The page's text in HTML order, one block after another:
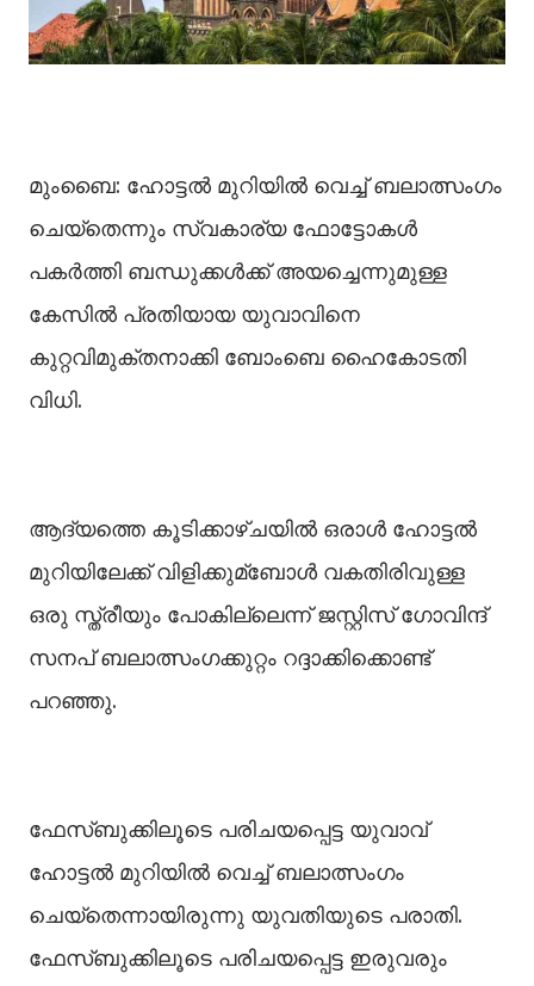
മുംബൈ: ഹോട്ടല്‍ മുറിയില്‍ വെച്ച്‌ ബലാത്സംഗം
ചെയ്തെന്നും സ്വകാര്യ ഫോട്ടോകള്‍
പകർത്തി ബന്ധുക്കള്‍ക്ക് അയച്ചെന്നുമുള്ള
കേസില്‍ പ്രതിയായ യുവാവിനെ
കുറ്റവിമുക്തനാക്കി ബോംബെ ഹൈകോടതി
വിധി.
ആദ്യത്തെ കൂടിക്കാഴ്ചയില്‍ ഒരാള്‍ ഹോട്ടല്‍
മുറിയിലേക്ക് വിളിക്കുമ്ബോള്‍ വകതിരിവുള്ള
ഒരു സ്ത്രീയും പോകില്ലെന്ന് ജസ്റ്റിസ് ഗോവിന്ദ്
സനപ് ബലാത്സംഗക്കുറ്റം റദ്ദാക്കിക്കൊണ്ട്
പറഞ്ഞു.
ഫേസ്ബുക്കിലൂടെ പരിചയപ്പെട്ട യുവാവ്
ഹോട്ടല്‍ മുറിയില്‍ വെച്ച്‌ ബലാത്സംഗം
ചെയ്തെന്നായിരുന്നു യുവതിയുടെ പരാതി.
ഫേസ്ബുക്കിലൂടെ പരിചയപ്പെട്ട ഇരുവരും